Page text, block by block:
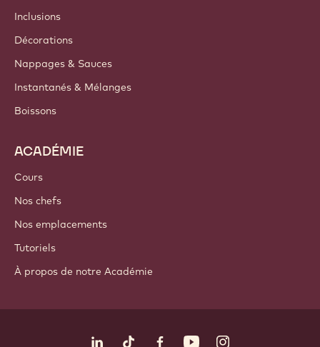
Inclusions
Décorations
Nappages & Sauces
Instantanés & Mélanges
Boissons
ACADÉMIE
Cours
Nos chefs
Nos emplacements
Tutoriels
À propos de notre Académie